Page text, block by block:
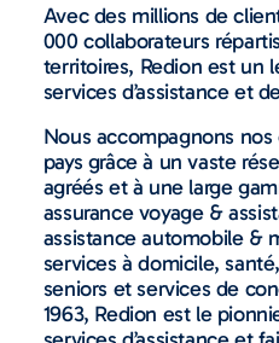
Avec des millions de
000 collaborateurs
territoires, Redion est un
services d’assistance et
Nous accompagnons
pays grâce à un vaste
agréés et à une large
assurance voyage &
assistance automobile &
services à domicile,
seniors et services de
1963, Redion est le